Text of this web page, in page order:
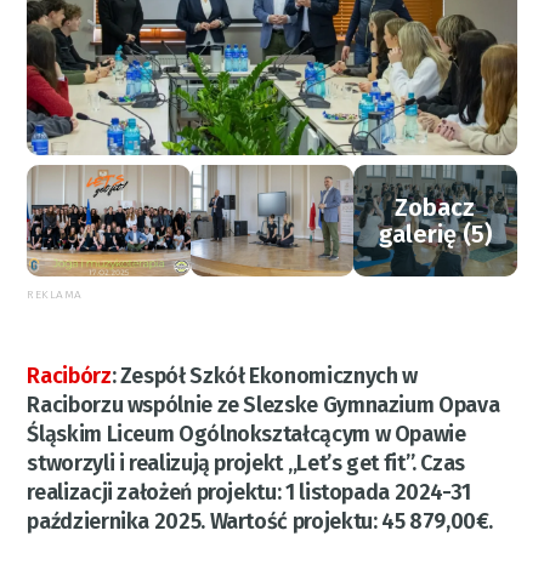
Zobacz
galerię (5)
REKLAMA
Racibórz:Zespół Szkół Ekonomicznych w
Raciborzu wspólnie ze Slezske Gymnazium Opava
Śląskim Liceum Ogólnokształcącym w Opawie
stworzyli i realizują projekt „Let’s get fit”. Czas
realizacji założeń projektu: 1 listopada 2024-31
października 2025. Wartość projektu: 45 879,00€.